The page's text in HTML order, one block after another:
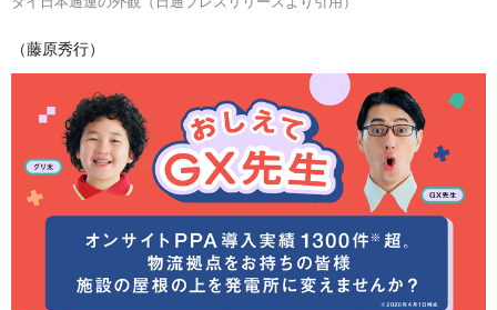
（藤原秀行）